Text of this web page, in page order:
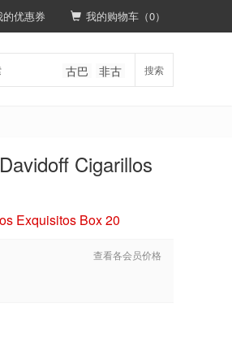
的优惠券 我的购物车（0）
搜索
古巴 非古
Cigarillos
Exquisitos Box 20
查看各会员价格